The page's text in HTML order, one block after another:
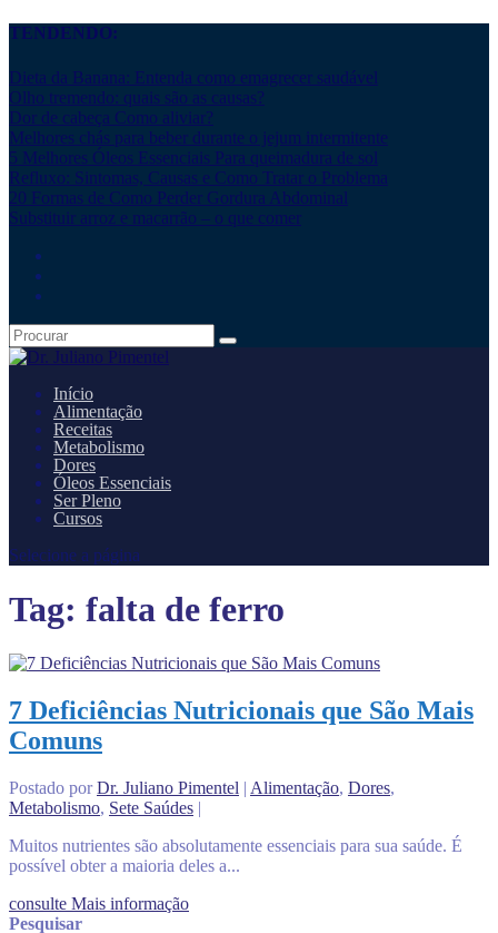
TENDENDO:
Dieta da Banana: Entenda como emagrecer saudável
Olho tremendo: quais são as causas?
Dor de cabeça Como aliviar?
Melhores chás para beber durante o jejum intermitente
5 Melhores Óleos Essenciais Para queimadura de sol
Refluxo: Sintomas, Causas e Como Tratar o Problema
20 Formas de Como Perder Gordura Abdominal
Substituir arroz e macarrão – o que comer
Início
Alimentação
Receitas
Metabolismo
Dores
Óleos Essenciais
Ser Pleno
Cursos
Selecione a página
Tag: falta de ferro
7 Deficiências Nutricionais que São Mais
Comuns
Postado porDr. Juliano Pimentel | Alimentação, Dores,
Metabolismo, Sete Saúdes |
Muitos nutrientes são absolutamente essenciais para sua saúde. É
possível obter a maioria deles a...
consulte Mais informação
Pesquisar